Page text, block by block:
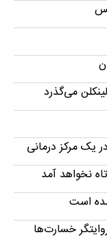
می‌گذرد
نخواهد آمد
خسارت‌ها